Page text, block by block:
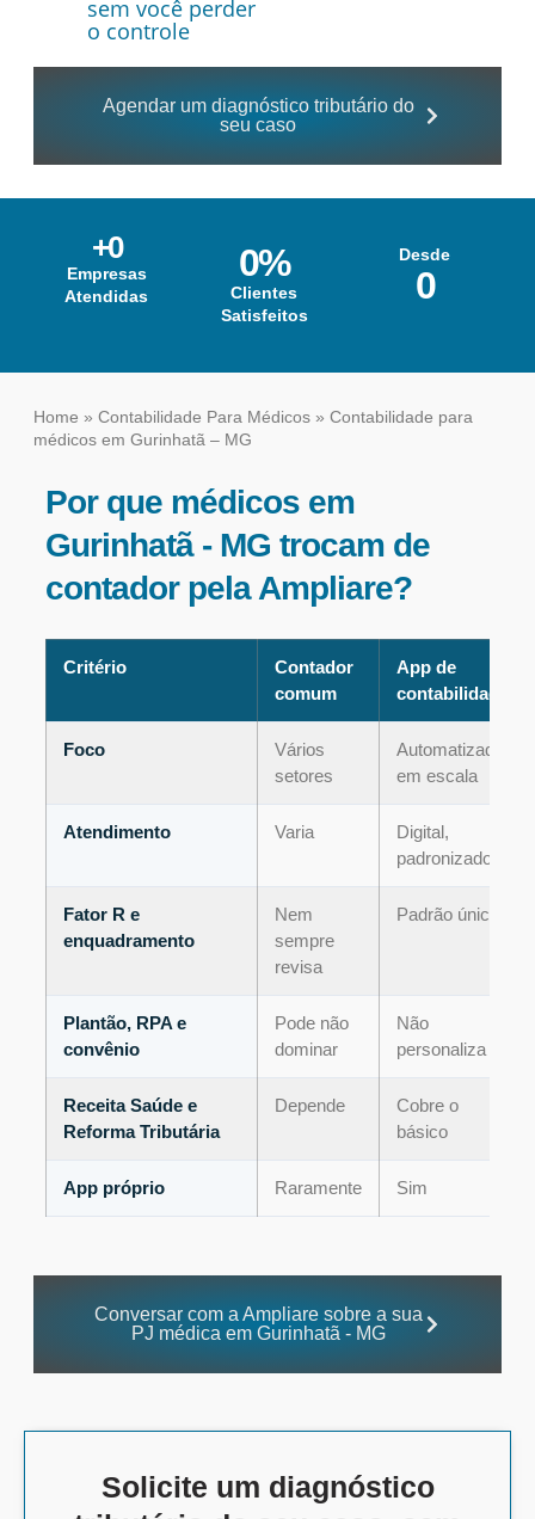
sem você perder
o controle
Agendar um diagnóstico tributário do
seu caso
+0
Empresas
Atendidas
0%
Clientes
Satisfeitos
Desde
0
Home » Contabilidade Para Médicos » Contabilidade para
médicos em Gurinhatã – MG
Por que médicos em
Gurinhatã - MG trocam de
contador pela Ampliare?
Critério
Contador
comum
App de
contabilidade
Foco
Vários
setores
Automatizado,
em escala
Atendimento Varia
Digital,
padronizado
Fator R e
enquadramento
Nem
sempre
revisa
Padrão único
Plantão, RPA e
convênio
Pode não
dominar
Não
personaliza
Receita Saúde e
Reforma Tributária
Depende
Cobre o
básico
App próprio Raramente Sim
Conversar com a Ampliare sobre a sua
PJ médica em Gurinhatã - MG
Solicite um diagnóstico